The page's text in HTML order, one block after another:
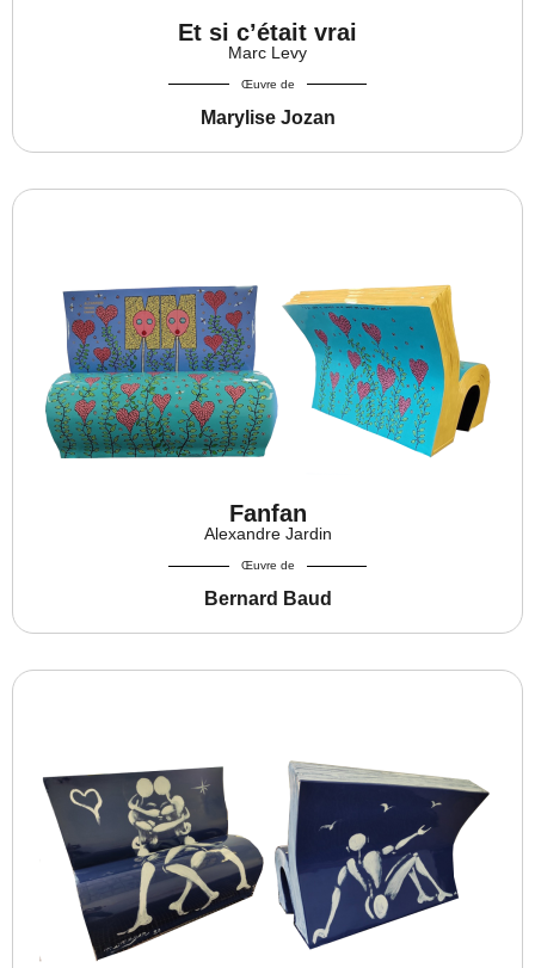
Et si c’était vrai
Marc Levy
Œuvre de
Marylise Jozan
Fanfan
Alexandre Jardin
Œuvre de
Bernard Baud